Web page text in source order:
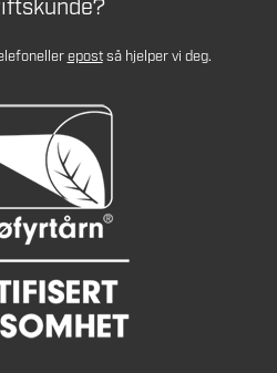
ellerepostså hjelper vi deg.